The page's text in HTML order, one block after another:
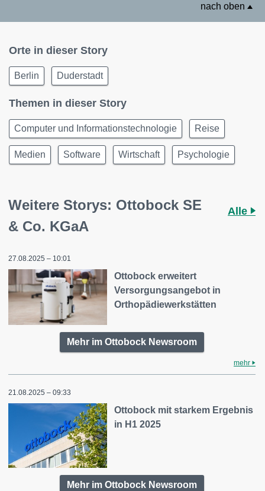
nach oben
Orte in dieser Story
Berlin Duderstadt
Themen in dieser Story
Computer und Informationstechnologie Reise
Medien Software Wirtschaft Psychologie
Weitere Storys: Ottobock SE
& Co. KGaA
Alle
27.08.2025 – 10:01
Ottobock erweitert
Versorgungsangebot in
Orthopädiewerkstätten
Mehr im Ottobock Newsroom
mehr
21.08.2025 – 09:33
Ottobock mit starkem Ergebnis
in H1 2025
Mehr im Ottobock Newsroom